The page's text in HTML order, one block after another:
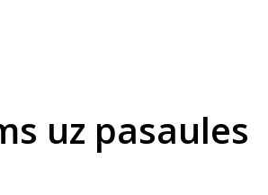
uz pasaules